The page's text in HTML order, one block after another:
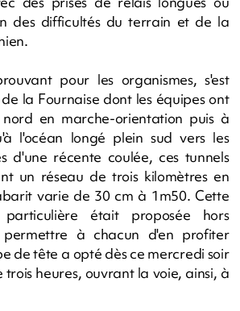
des difficultés du terrain et de la
pour les organismes, s'est
la Fournaise dont les équipes ont
en marche-orientation puis à
l'océan longé plein sud vers les
d'une récente coulée, ces tunnels
un réseau de trois kilomètres en
varie de 30 cm à 1m50. Cette
particulière était proposée hors
à chacun d'en profiter
de tête a opté dès ce mercredi soir
heures, ouvrant la voie, ainsi, à